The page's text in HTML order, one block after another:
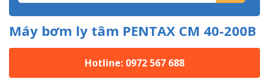
Máy bơm ly tâm PENTAX CM 40-200B
Hotline: 0972 567 688